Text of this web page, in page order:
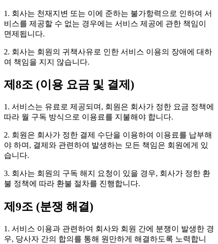
1. 회사는 천재지변 또는 이에 준하는 불가항력으로 인하여 서
비스를 제공할 수 없는 경우에는 서비스 제공에 관한 책임이
면제됩니다.
2. 회사는 회원의 귀책사유로 인한 서비스 이용의 장애에 대하
여 책임을 지지 않습니다.
제8조 (이용 요금 및 결제)
1. 서비스는 유료로 제공되며, 회원은 회사가 정한 요금 정책에
따라 월 구독 방식으로 이용료를 지불해야 합니다.
2. 회원은 회사가 정한 결제 수단을 이용하여 이용료를 납부해
야 하며, 결제와 관련하여 발생하는 모든 책임은 회원에게 있
습니다.
3. 회사는 회원의 구독 해지 요청이 있을 경우, 회사가 정한 환
불 정책에 따라 환불 절차를 진행합니다.
제9조 (분쟁 해결)
1. 서비스 이용과 관련하여 회사와 회원 간에 분쟁이 발생한 경
우, 당사자 간의 합의를 통해 원만하게 해결하도록 노력합니